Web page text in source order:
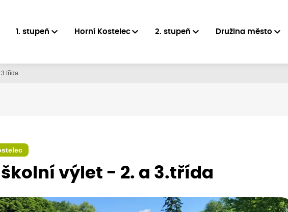
1. stupeň Horní Kostelec 2. stupeň Družina město
výlet - 2. a 3.třída